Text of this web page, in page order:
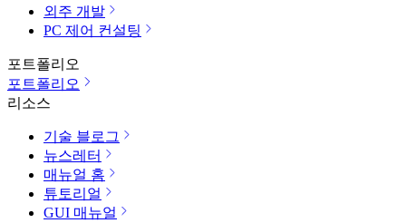
외주 개발
PC 제어 컨설팅
포트폴리오
포트폴리오
리소스
기술 블로그
뉴스레터
매뉴얼 홈
튜토리얼
GUI 매뉴얼